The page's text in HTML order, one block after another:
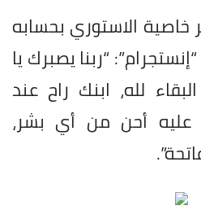
الاستوري بحسابه
“ربنا يصبرك يا
لله، ابنك راح عند
عليه أحن من أي بشر،